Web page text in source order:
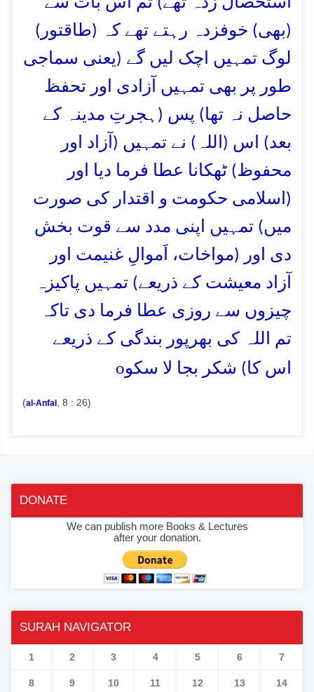
(بھی) خوفزدہ رہتے تھے کہ (طاقتور)
لوگ تمہیں اچک لیں گے (یعنی سماجی
طور پر بھی تمہیں آزادی اور تحفظ
حاصل نہ تھا) پس (ہجرتِ مدینہ کے
بعد) اس (اللہ) نے تمہیں (آزاد اور
محفوظ) ٹھکانا عطا فرما دیا اور
(اسلامی حکومت و اقتدار کی صورت
میں) تمہیں اپنی مدد سے قوت بخش
دی اور (مواخات، اَموالِ غنیمت اور
آزاد معیشت کے ذریعے) تمہیں پاکیزہ
چیزوں سے روزی عطا فرما دی تاکہ
تم اللہ کی بھرپور بندگی کے ذریعے
اس کا) شکر بجا لا سکوo
(al-Anfal , 8 : 26)
DONATE
We can publish more Books & Lectures
after your donation.
SURAH NAVIGATOR
1 2 3 4 5 6 7
8 9 10 11 12 13 14